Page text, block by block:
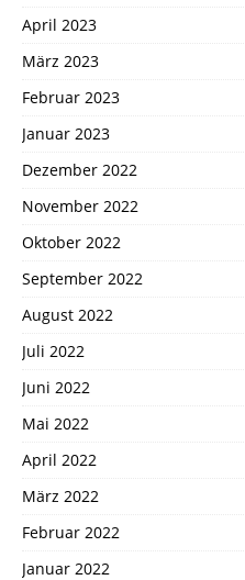
April 2023
März 2023
Februar 2023
Januar 2023
Dezember 2022
November 2022
Oktober 2022
September 2022
August 2022
Juli 2022
Juni 2022
Mai 2022
April 2022
März 2022
Februar 2022
Januar 2022